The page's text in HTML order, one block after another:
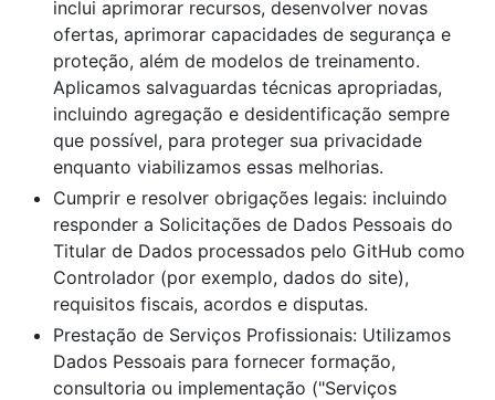
inclui aprimorar recursos, desenvolver novas
ofertas, aprimorar capacidades de segurança e
proteção, além de modelos de treinamento.
Aplicamos salvaguardas técnicas apropriadas,
incluindo agregação e desidentificação sempre
que possível, para proteger sua privacidade
enquanto viabilizamos essas melhorias.
Cumprir e resolver obrigações legais: incluindo
responder a Solicitações de Dados Pessoais do
Titular de Dados processados pelo GitHub como
Controlador (por exemplo, dados do site),
requisitos fiscais, acordos e disputas.
Prestação de Serviços Profissionais: Utilizamos
Dados Pessoais para fornecer formação,
consultoria ou implementação ("Serviços